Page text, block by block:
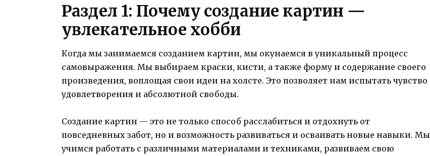
Раздел 1: Почему создание картин —
увлекательное хобби
Когда мы занимаемся созданием картин, мы окунаемся в уникальный процесс
самовыражения. Мы выбираем краски, кисти, а также форму и содержание своего
произведения, воплощая свои идеи на холсте. Это позволяет нам испытать чувство
удовлетворения и абсолютной свободы.
Создание картин — это не только способ расслабиться и отдохнуть от
повседневных забот, но и возможность развиваться и осваивать новые навыки. Мы
учимся работать с различными материалами и техниками, развиваем свою